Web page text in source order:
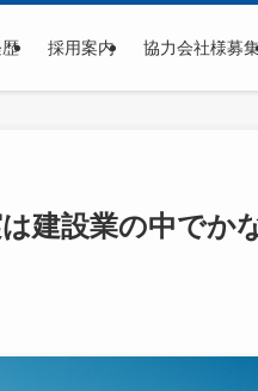
採用案内 協力会社様募
建設業の中でか